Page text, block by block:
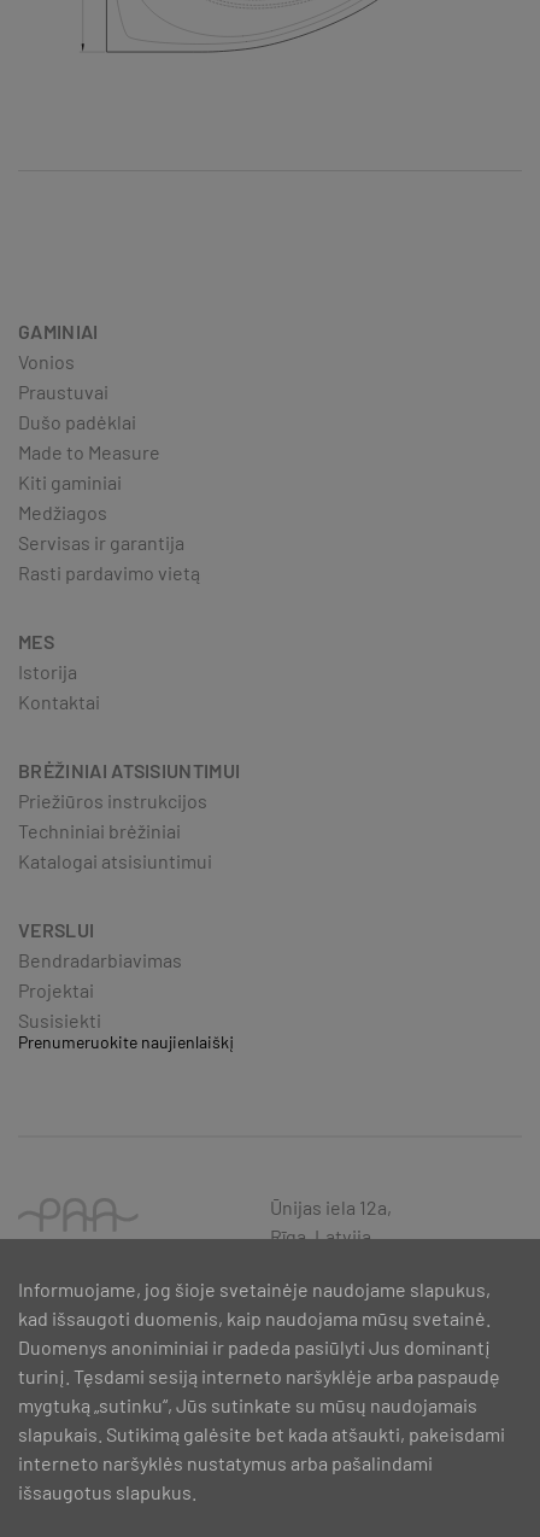
GAMINIAI
Vonios
Praustuvai
Dušo padėklai
Made to Measure
Kiti gaminiai
Medžiagos
Servisas ir garantija
Rasti pardavimo vietą
MES
Istorija
Kontaktai
BRĖŽINIAI ATSISIUNTIMUI
Priežiūros instrukcijos
Techniniai brėžiniai
Katalogai atsisiuntimui
VERSLUI
Bendradarbiavimas
Projektai
Susisiekti
Prenumeruokite naujienlaiškį
Ūnijas iela 12a,
Rīga, Latvija
Informuojame, jog šioje svetainėje naudojame slapukus,
kad išsaugoti duomenis, kaip naudojama mūsų svetainė.
Duomenys anoniminiai ir padeda pasiūlyti Jus dominantį
turinį. Tęsdami sesiją interneto naršyklėje arba paspaudę
mygtuką „sutinku“, Jūs sutinkate su mūsų naudojamais
slapukais. Sutikimą galėsite bet kada atšaukti, pakeisdami
interneto naršyklės nustatymus arba pašalindami
išsaugotus slapukus.